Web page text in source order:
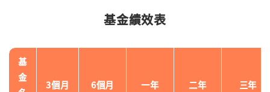
基金績效表
基
金
3個月 6個月 一年 二年 三年